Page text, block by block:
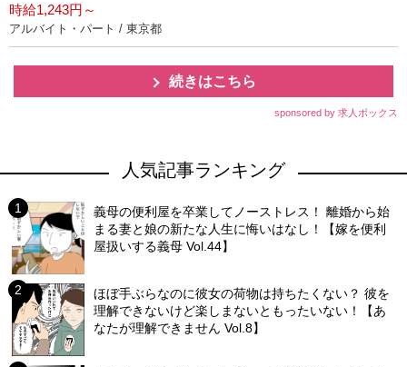
時給1,243円～
アルバイト・パート / 東京都
続きはこちら
sponsored by 求人ボックス
人気記事ランキング
義母の便利屋を卒業してノーストレス！ 離婚から始
まる妻と娘の新たな人生に悔いはなし！【嫁を便利
屋扱いする義母 Vol.44】
ほぼ手ぶらなのに彼女の荷物は持ちたくない？ 彼を
理解できないけど楽しまないともったいない！【あ
なたが理解できません Vol.8】